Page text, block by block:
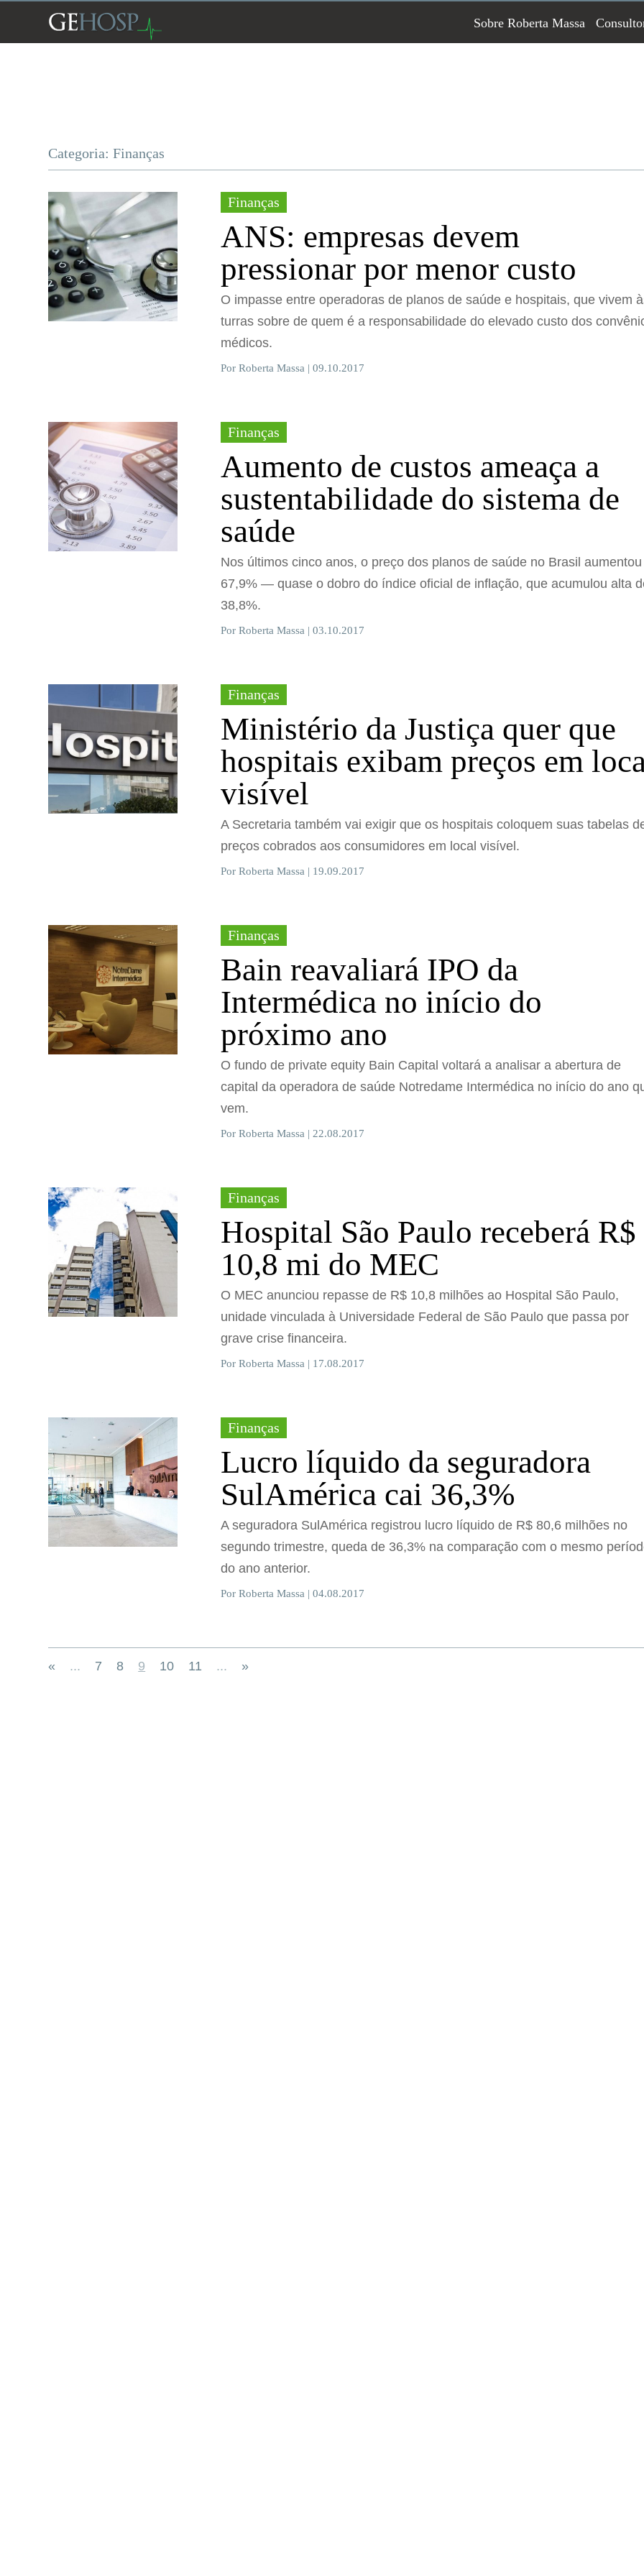
Sobre Roberta Massa
Categoria: Finanças
Finanças
ANS: empresas devem
pressionar por menor custo
O impasse entre operadoras de planos de saúde e hospitais, que vivem
turras sobre de quem é a responsabilidade do elevado custo dos
médicos.
Por Roberta Massa | 09.10.2017
Finanças
Aumento de custos ameaça a
sustentabilidade do sistema de
saúde
Nos últimos cinco anos, o preço dos planos de saúde no Brasil aumentou
67,9% — quase o dobro do índice oficial de inflação, que acumulou alta
38,8%.
Por Roberta Massa | 03.10.2017
Finanças
Ministério da Justiça quer que
hospitais exibam preços em
visível
A Secretaria também vai exigir que os hospitais coloquem suas tabelas
preços cobrados aos consumidores em local visível.
Por Roberta Massa | 19.09.2017
Finanças
Bain reavaliará IPO da
Intermédica no início do
próximo ano
O fundo de private equity Bain Capital voltará a analisar a abertura de
capital da operadora de saúde Notredame Intermédica no início do ano
vem.
Por Roberta Massa | 22.08.2017
Finanças
Hospital São Paulo receberá R$
10,8 mi do MEC
O MEC anunciou repasse de R$ 10,8 milhões ao Hospital São Paulo,
unidade vinculada à Universidade Federal de São Paulo que passa por
grave crise financeira.
Por Roberta Massa | 17.08.2017
Finanças
Lucro líquido da seguradora
SulAmérica cai 36,3%
A seguradora SulAmérica registrou lucro líquido de R$ 80,6 milhões no
segundo trimestre, queda de 36,3% na comparação com o mesmo
do ano anterior.
Por Roberta Massa | 04.08.2017
« ... 7 8 9 10 11 ... »